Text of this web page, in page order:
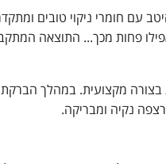
עם חומרי ניקוי טובים
פחות מכך... התוצאה
בצורה מקצועית. במהלך
נקיה ומבריקה.